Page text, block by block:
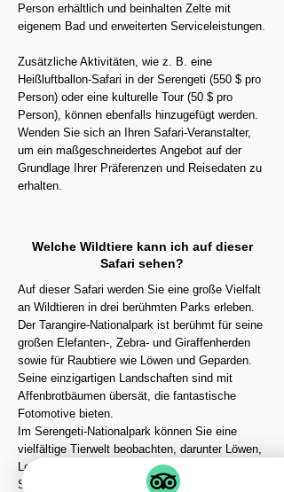
Person erhältlich und beinhalten Zelte mit
eigenem Bad und erweiterten Serviceleistungen.
Zusätzliche Aktivitäten, wie z. B. eine
Heißluftballon-Safari in der Serengeti (550 $ pro
Person) oder eine kulturelle Tour (50 $ pro
Person), können ebenfalls hinzugefügt werden.
Wenden Sie sich an Ihren Safari-Veranstalter,
um ein maßgeschneidertes Angebot auf der
Grundlage Ihrer Präferenzen und Reisedaten zu
erhalten.
Welche Wildtiere kann ich auf dieser
Safari sehen?
Auf dieser Safari werden Sie eine große Vielfalt
an Wildtieren in drei berühmten Parks erleben.
Der Tarangire-Nationalpark ist berühmt für seine
großen Elefanten-, Zebra- und Giraffenherden
sowie für Raubtiere wie Löwen und Geparden.
Seine einzigartigen Landschaften sind mit
Affenbrotbäumen übersät, die fantastische
Fotomotive bieten.
Im Serengeti-Nationalpark können Sie eine
vielfältige Tierwelt beobachten, darunter Löwen,
Leoparden, Hyänen und Geparden. Die
Serengeti ist auch für die Große Migration